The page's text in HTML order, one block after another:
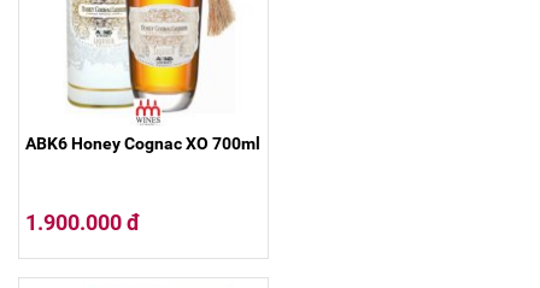
ABK6 Honey Cognac XO 700ml
1.900.000 đ